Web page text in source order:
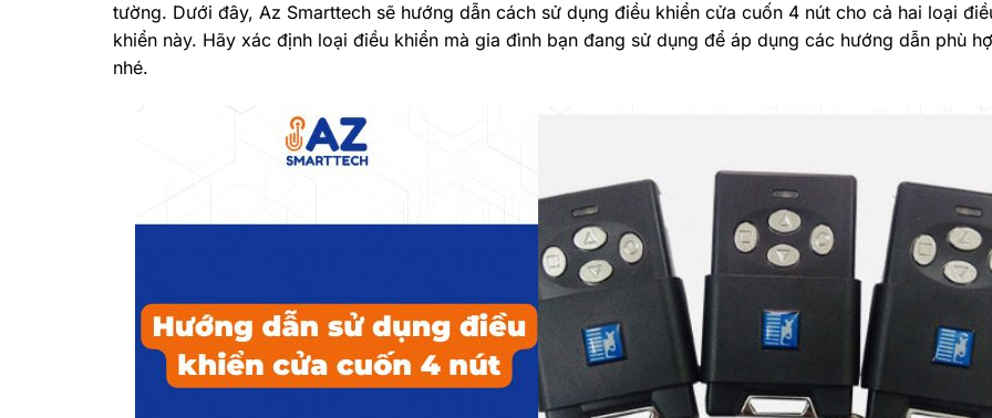
tường. Dưới đây, Az Smarttech sẽ hướng dẫn cách sử dụng điều khiển cửa cuốn 4 nút cho cả hai loại
khiển này. Hãy xác định loại điều khiển mà gia đình bạn đang sử dụng để áp dụng các hướng dẫn phù
nhé.